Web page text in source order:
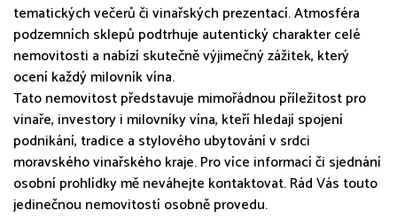
tematických večerů či vinařských prezentací. Atmosféra
podzemních sklepů podtrhuje autentický charakter celé
nemovitosti a nabízí skutečně výjimečný zážitek, který
ocení každý milovník vína.
Tato nemovitost představuje mimořádnou příležitost pro
vinaře, investory i milovníky vína, kteří hledají spojení
podnikání, tradice a stylového ubytování v srdci
moravského vinařského kraje. Pro více informací či sjednání
osobní prohlídky mě neváhejte kontaktovat. Rád Vás touto
jedinečnou nemovitostí osobně provedu.